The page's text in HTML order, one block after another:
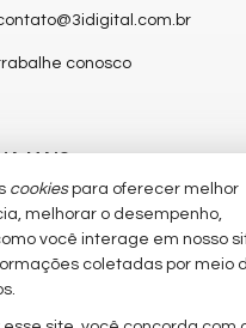
conosco
MAIS
nosso newsletter
seu imóvel
favoritos
cookiespara oferecer melhor
melhorar o desempenho,
você interage em nosso
coletadas por meio